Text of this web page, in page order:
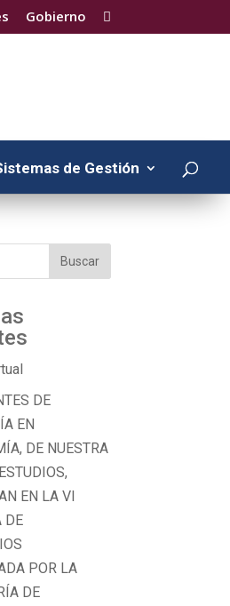
Gobierno 
de Gestión
DE
EN
DE NUESTRA
EN LA VI
DE
POR LA
DE